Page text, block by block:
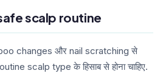
scalp routine
changes और nail scratching से
scalp type के हिसाब से होना चाहिए.